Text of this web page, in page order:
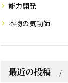
能力開発
本物の気功師
最近の投稿